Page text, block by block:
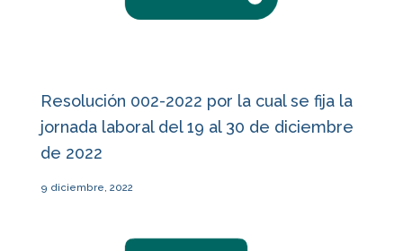
Resolución 002-2022 por la cual se fija la
jornada laboral del 19 al 30 de diciembre
de 2022
9 diciembre, 2022